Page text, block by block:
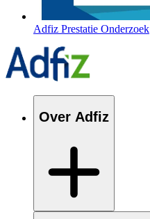
Adfiz Prestatie Onderzoek
Over Adfiz